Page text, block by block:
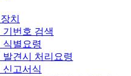
치
기번호 검색
식별요령
발견시 처리요령
신고서식